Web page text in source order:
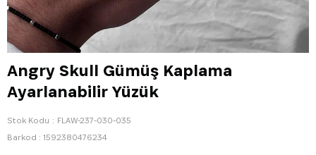
Angry Skull Gümüş Kaplama
Ayarlanabilir Yüzük
Stok Kodu
FLAW-237-030-035
Barkod : 1592380476234